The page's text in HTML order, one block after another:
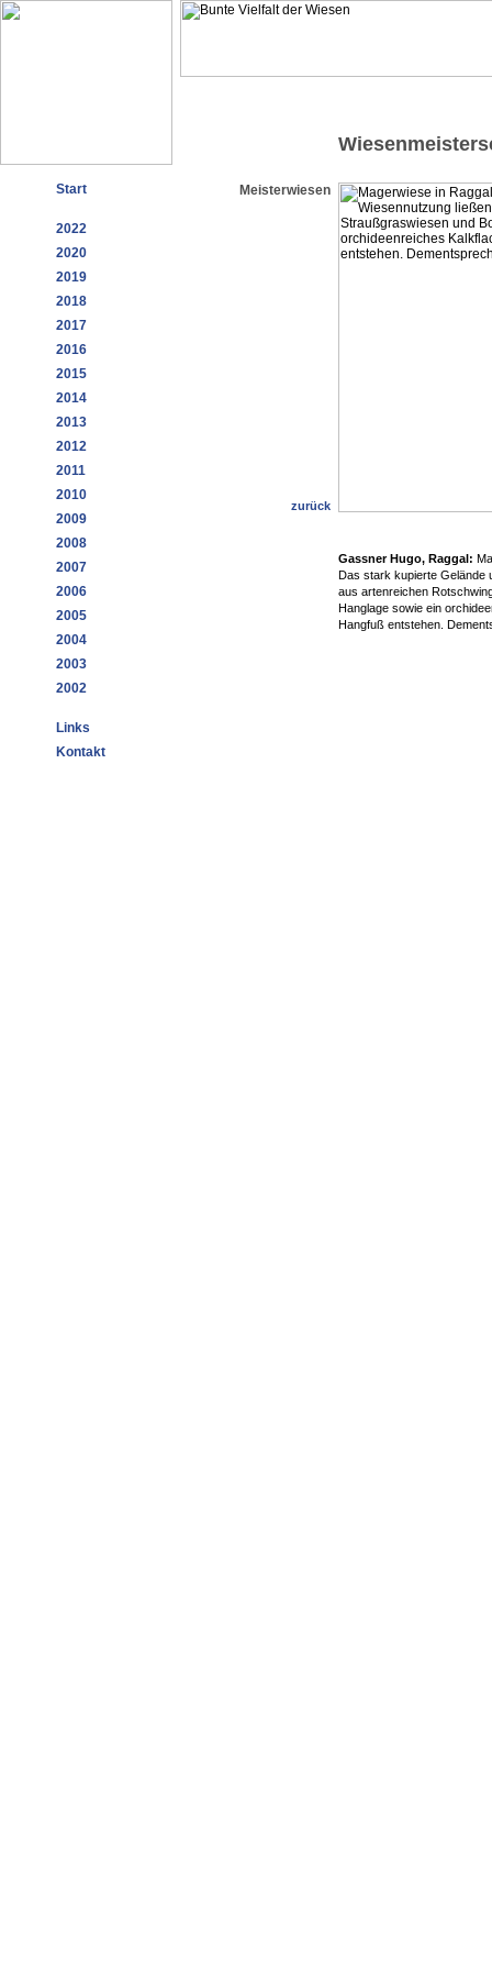
Start
2022
2020
2019
2018
2017
2016
2015
2014
2013
2012
2011
2010
2009
2008
2007
2006
2005
2004
2003
2002
Links
Kontakt
Meisterwiesen
zurück
Gassner Hugo, Raggal:
Das stark kupierte Gelände
aus artenreichen
Hanglage sowie ein
Hangfuß entstehen.